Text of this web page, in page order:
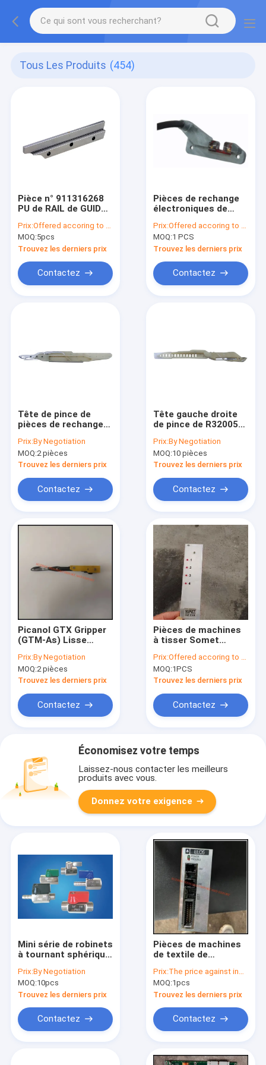
Tous Les Produits (454)
Pièce n° 911316268
PU de RAIL de GUIDE
pièces d'unité
centrale de métier à
tisser de Sulzer
Prix:Offered accoring to the Qty
MOQ:5pcs
Trouvez les derniers prix
Contactez
Pièces de rechange
électroniques de
Picanol BE83038
B160907 BE55989 de
textile
Prix:Offered accoring to the Qty ,Exchange Rate
MOQ:1 PCS
Trouvez les derniers prix
Contactez
Tête de pince de
pièces de rechange
Picanol PGW (LH)
PGW (RH) BE71766
BE71774 B72746
Prix:By Negotiation
MOQ:2 pièces
Trouvez les derniers prix
Contactez
Tête gauche droite
de pince de R32005Y
pièces de machine de
tissage de Somet
AC2S
Prix:By Negotiation
MOQ:10 pièces
Trouvez les derniers prix
Contactez
Picanol GTX Gripper
(GTM-As) Lisse
BE59012 BE82977
Prix:By Negotiation
MOQ:2 pièces
Trouvez les derniers prix
Contactez
Pièces de machines
à tisser Somet
MRO de Chine
Prix:Offered accoring to the Qty ,Exchange Rate
MOQ:1PCS
Trouvez les derniers prix
Contactez
Économisez votre temps
Laissez-nous contacter les meilleurs
produits avec vous.
Donnez votre exigence
Mini série de robinets
à tournant sphérique
pour l'industrie des
fluides
Prix:By Negotiation
MOQ:10pcs
Trouvez les derniers prix
Contactez
Pièces de machines
de textile de
S/N230056 D0504A
ELO5
Prix:The price against inquiry
MOQ:1pcs
Trouvez les derniers prix
Contactez